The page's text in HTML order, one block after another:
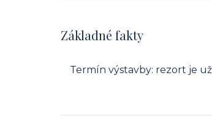
Základné fakty
Termín výstavby: rezort je